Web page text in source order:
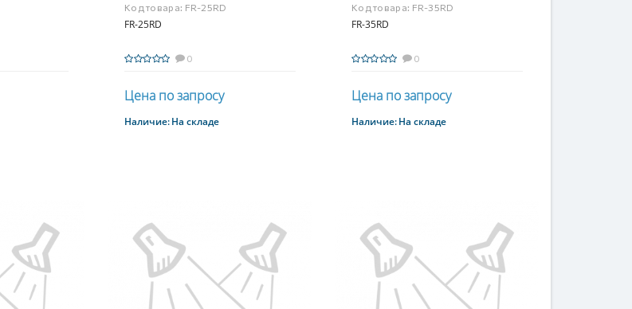
Код товара: FR-25RD
FR-25RD
0
Цена по запросу
Купить
Наличие:На складе
Код товара: FR-35RD
FR-35RD
0
Цена по запросу
Купить
Наличие:На складе